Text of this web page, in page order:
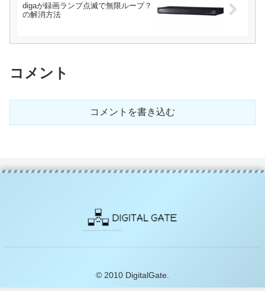
digaが録画ランプ点滅で無限ループ？
の解消方法
コメント
コメントを書き込む
© 2010 DigitalGate.